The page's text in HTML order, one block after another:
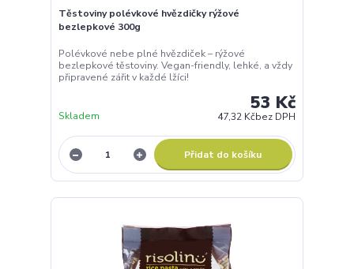
Těstoviny polévkové hvězdičky rýžové
bezlepkové 300g
Polévkové nebe plné hvězdiček – rýžové
bezlepkové těstoviny. Vegan-friendly, lehké, a vždy
připravené zářit v každé lžíci!
53 Kč
47,32 Kčbez DPH
Skladem
Přidat do košíku